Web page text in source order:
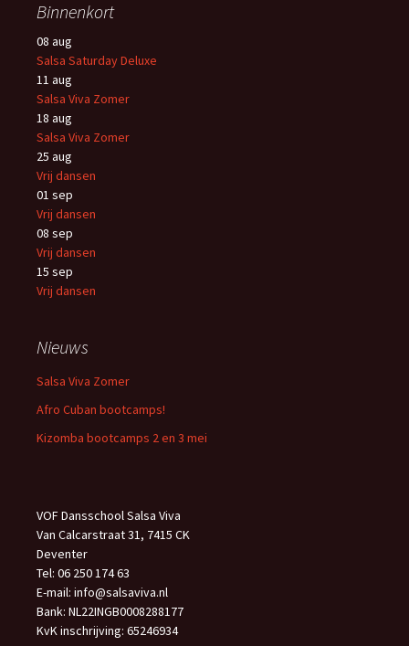
Binnenkort
08 aug
Salsa Saturday Deluxe
11 aug
Salsa Viva Zomer
18 aug
Salsa Viva Zomer
25 aug
Vrij dansen
01 sep
Vrij dansen
08 sep
Vrij dansen
15 sep
Vrij dansen
Nieuws
Salsa Viva Zomer
Afro Cuban bootcamps!
Kizomba bootcamps 2 en 3 mei
VOF Dansschool Salsa Viva
Van Calcarstraat 31, 7415 CK
Deventer
Tel: 06 250 174 63
E-mail: info@salsaviva.nl
Bank: NL22INGB0008288177
KvK inschrijving: 65246934